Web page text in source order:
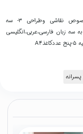
۱-یک بسته مدادرنگی ۲-یک عدد مدادمخصوص نقاشی وطراحی ۳- سه
سه زبان فارسی،عربی،انگلیسی